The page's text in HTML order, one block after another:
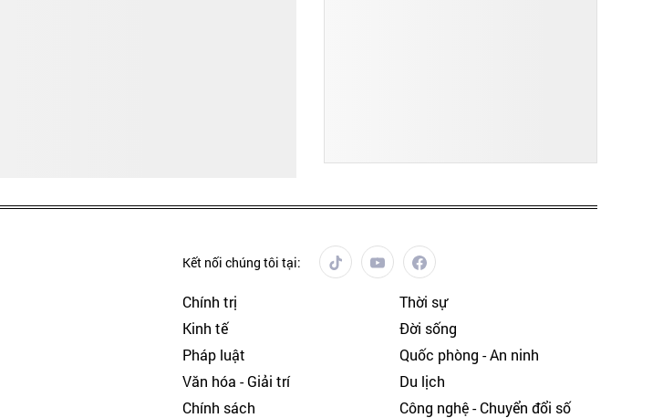
Kết nối chúng tôi tại:
Chính trị
Thời sự
Kinh tế
Đời sống
Pháp luật
Quốc phòng - An ninh
Văn hóa - Giải trí
Du lịch
Chính sách
Công nghệ - Chuyển đổi số